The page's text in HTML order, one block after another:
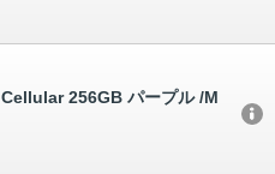
256GB パープル /M